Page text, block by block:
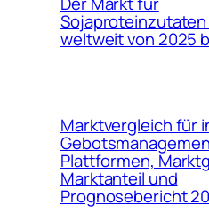
weltweit von 2025
Marktvergleich für
Plattformen,
Marktanteil und
Prognosebericht